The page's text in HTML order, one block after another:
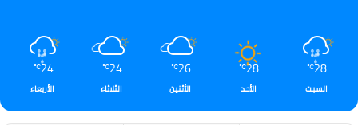
28
℃
السبت
28
℃
الأحد
26
℃
الأثنين
24
℃
الثلاثاء
24
℃
الأربعاء